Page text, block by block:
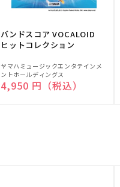
バンドスコア VOCALOID
ヒットコレクション
販
売
元:
ヤマハミュージックエンタテインメ
ントホールディングス
通常価格
4,950 円（税込）